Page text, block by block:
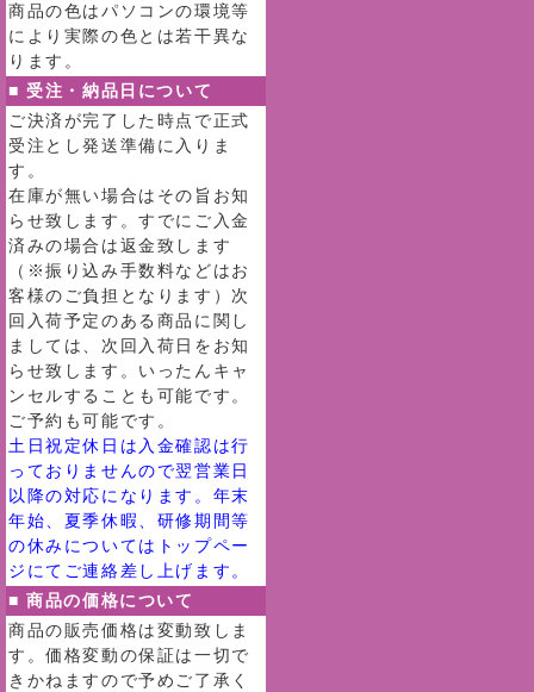
商品の色はパソコンの環境等
により実際の色とは若干異な
ります。
■ 受注・納品日について
ご決済が完了した時点で正式
受注とし発送準備に入りま
す。
在庫が無い場合はその旨お知
らせ致します。すでにご入金
済みの場合は返金致します
（※振り込み手数料などはお
客様のご負担となります）次
回入荷予定のある商品に関し
ましては、次回入荷日をお知
らせ致します。いったんキャ
ンセルすることも可能です。
ご予約も可能です。
土日祝定休日は入金確認は行
っておりませんので翌営業日
以降の対応になります。年末
年始、夏季休暇、研修期間等
の休みについてはトップペー
ジにてご連絡差し上げます。
■ 商品の価格について
商品の販売価格は変動致しま
す。価格変動の保証は一切で
きかねますので予めご了承く